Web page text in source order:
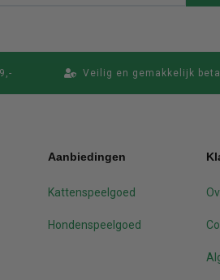
Veilig en gemakkelijk
Aanbiedingen
Kattenspeelgoed
Hondenspeelgoed